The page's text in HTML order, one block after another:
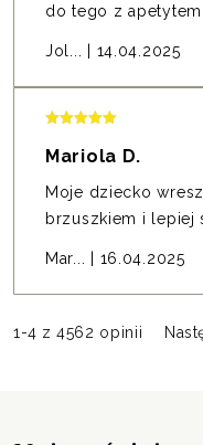
do tego z apetytem
Jol... | 14.04.2025
Mariola D.
Moje dziecko
brzuszkiem i lepiej
Mar... | 16.04.2025
1 -4 z 4562 opinii